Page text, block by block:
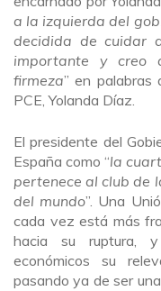
a la izquierda del
decidida de cuidar
importante y creo
firmeza” en palabras
PCE, Yolanda Díaz.
El presidente del
España como “la
pertenece al club de
del mundo”. Una
cada vez está más
hacia su ruptura,
económicos su
pasando ya de ser